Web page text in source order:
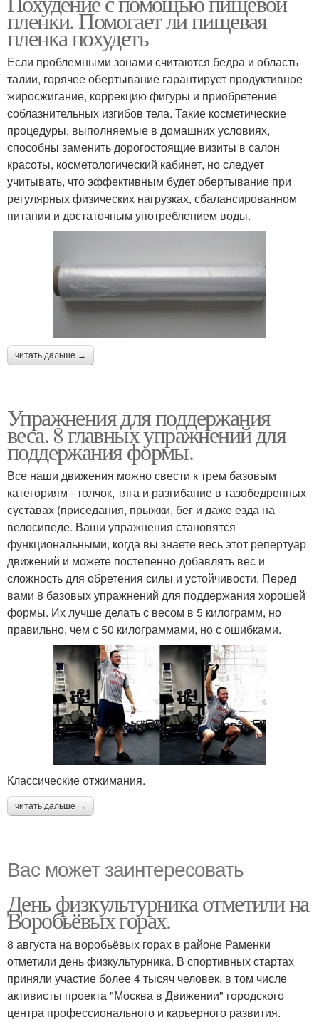
пленки. Помогает ли пищевая
пленка похудеть
Если проблемными зонами считаются бедра и область
талии, горячее обертывание гарантирует продуктивное
жиросжигание, коррекцию фигуры и приобретение
соблазнительных изгибов тела. Такие косметические
процедуры, выполняемые в домашних условиях,
способны заменить дорогостоящие визиты в салон
красоты, косметологический кабинет, но следует
учитывать, что эффективным будет обертывание при
регулярных физических нагрузках, сбалансированном
питании и достаточным употреблением воды.
читать дальше →
Упражнения для поддержания
веса. 8 главных упражнений для
поддержания формы.
Все наши движения можно свести к трем базовым
категориям - толчок, тяга и разгибание в тазобедренных
суставах (приседания, прыжки, бег и даже езда на
велосипеде. Ваши упражнения становятся
функциональными, когда вы знаете весь этот репертуар
движений и можете постепенно добавлять вес и
сложность для обретения силы и устойчивости. Перед
вами 8 базовых упражнений для поддержания хорошей
формы. Их лучше делать с весом в 5 килограмм, но
правильно, чем с 50 килограммами, но с ошибками.
Классические отжимания.
читать дальше →
Вас может заинтересовать
День физкультурника отметили на
Воробьёвых горах.
8 августа на воробьёвых горах в районе Раменки
отметили день физкультурника. В спортивных стартах
приняли участие более 4 тысяч человек, в том числе
активисты проекта "Москва в Движении" городского
центра профессионального и карьерного развития.